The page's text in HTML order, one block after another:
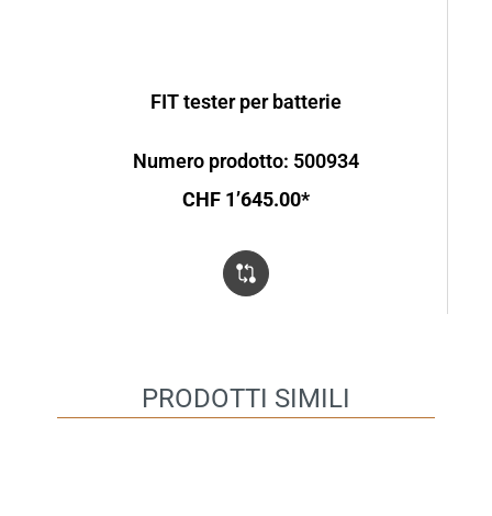
FIT tester per batterie
Numero prodotto: 500934
CHF 1’645.00*
PRODOTTI SIMILI